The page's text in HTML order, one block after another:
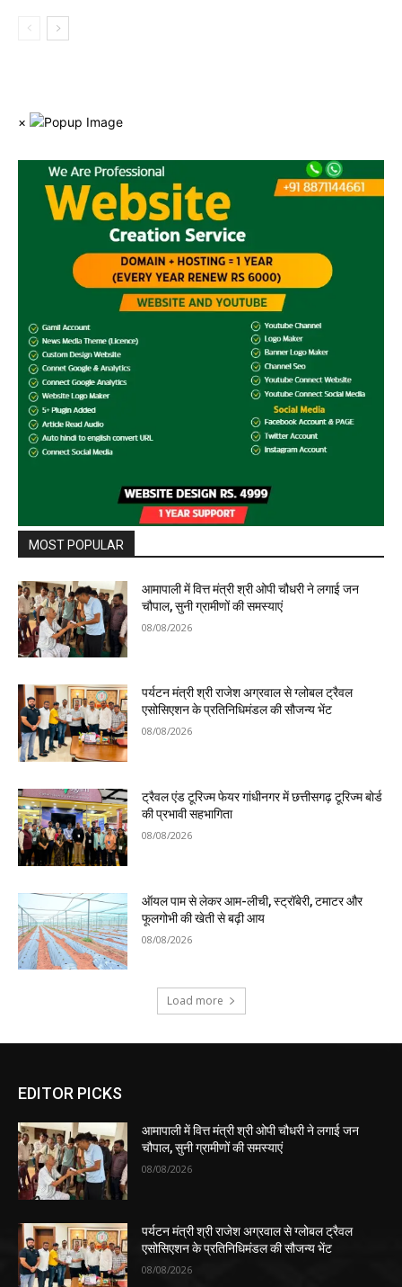
×
MOST POPULAR
आमापाली में वित्त मंत्री श्री ओपी चौधरी ने लगाई जन
चौपाल, सुनी ग्रामीणों की समस्याएं
08/08/2026
पर्यटन मंत्री श्री राजेश अग्रवाल से ग्लोबल ट्रैवल
एसोसिएशन के प्रतिनिधिमंडल की सौजन्य भेंट
08/08/2026
ट्रैवल एंड टूरिज्म फेयर गांधीनगर में छत्तीसगढ़ टूरिज्म बोर्ड
की प्रभावी सहभागिता
08/08/2026
ऑयल पाम से लेकर आम-लीची, स्ट्रॉबेरी, टमाटर और
फूलगोभी की खेती से बढ़ी आय
08/08/2026
Load more
EDITOR PICKS
आमापाली में वित्त मंत्री श्री ओपी चौधरी ने लगाई जन
चौपाल, सुनी ग्रामीणों की समस्याएं
08/08/2026
पर्यटन मंत्री श्री राजेश अग्रवाल से ग्लोबल ट्रैवल
एसोसिएशन के प्रतिनिधिमंडल की सौजन्य भेंट
08/08/2026